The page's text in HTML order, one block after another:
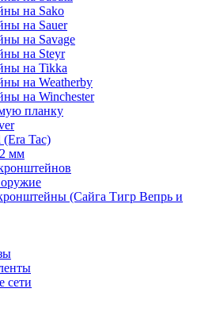
на Sako
на Sauer
на Savage
на Steyr
на Tikka
на Weatherby
на Winchester
планку
(Era Tac)
мм
(Сайга Тигр Вепрь и
сети